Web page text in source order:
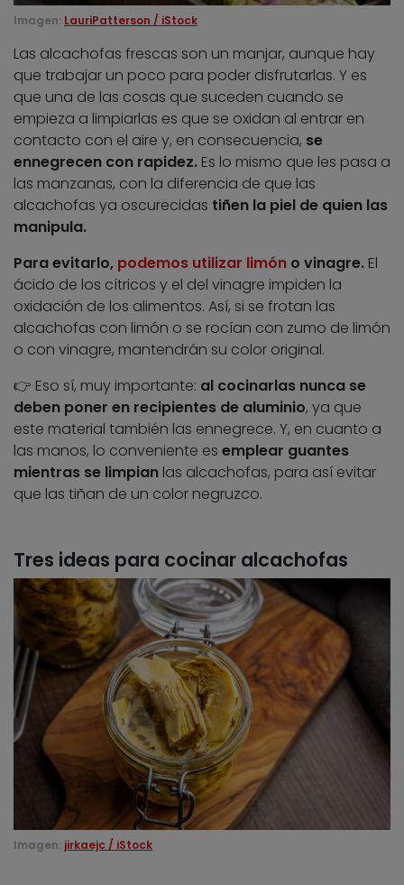
Imagen: LauriPatterson / iStock
Las alcachofas frescas son un manjar, aunque hay
que trabajar un poco para poder disfrutarlas. Y es
que una de las cosas que suceden cuando se
empieza a limpiarlas es que se oxidan al entrar en
contacto con el aire y, en consecuencia, se
ennegrecen con rapidez. Es lo mismo que les pasa a
las manzanas, con la diferencia de que las
alcachofas ya oscurecidas tiñen la piel de quien las
manipula.
Para evitarlo, podemos utilizar limón o vinagre. El
ácido de los cítricos y el del vinagre impiden la
oxidación de los alimentos. Así, si se frotan las
alcachofas con limón o se rocían con zumo de limón
o con vinagre, mantendrán su color original.
👉 Eso sí, muy importante: al cocinarlas nunca se
deben poner en recipientes de aluminio, ya que
este material también las ennegrece. Y, en cuanto a
las manos, lo conveniente es emplear guantes
mientras se limpian las alcachofas, para así evitar
que las tiñan de un color negruzco.
Tres ideas para cocinar alcachofas
Imagen: jirkaejc / iStock